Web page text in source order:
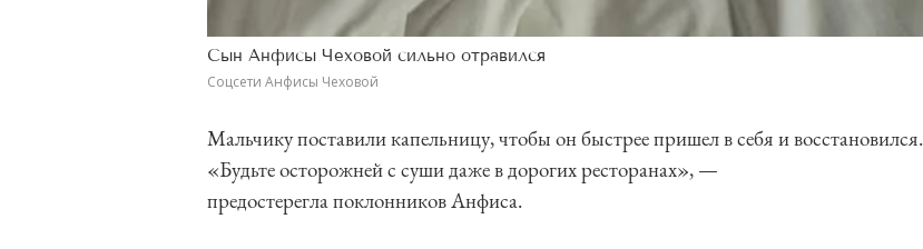
Сын Анфисы Чеховой сильно отравился
Соцсети Анфисы Чеховой
Мальчику поставили капельницу, чтобы он быстрее пришел в себя и восстановился.
«Будьте осторожней с суши даже в дорогих ресторанах», —
предостерегла поклонников Анфиса.